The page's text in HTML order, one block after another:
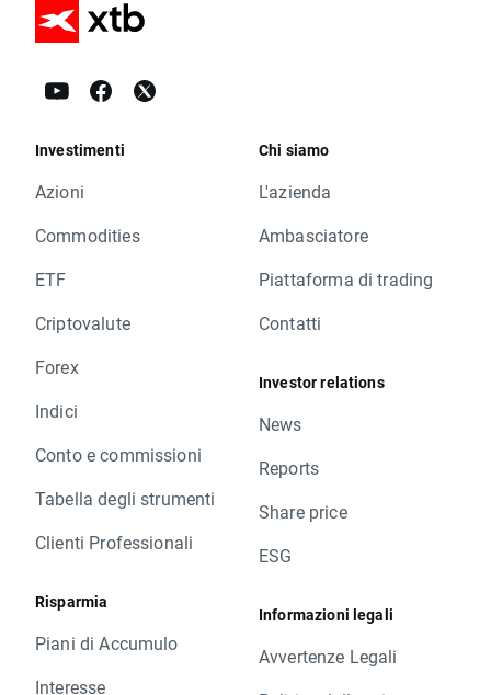
Investimenti
Azioni
Commodities
ETF
Criptovalute
Forex
Indici
Conto e commissioni
Tabella degli strumenti
Clienti Professionali
Risparmia
Piani di Accumulo
Interesse
Chi siamo
L'azienda
Ambasciatore
Piattaforma di trading
Contatti
Investor relations
News
Reports
Share price
ESG
Informazioni legali
Avvertenze Legali